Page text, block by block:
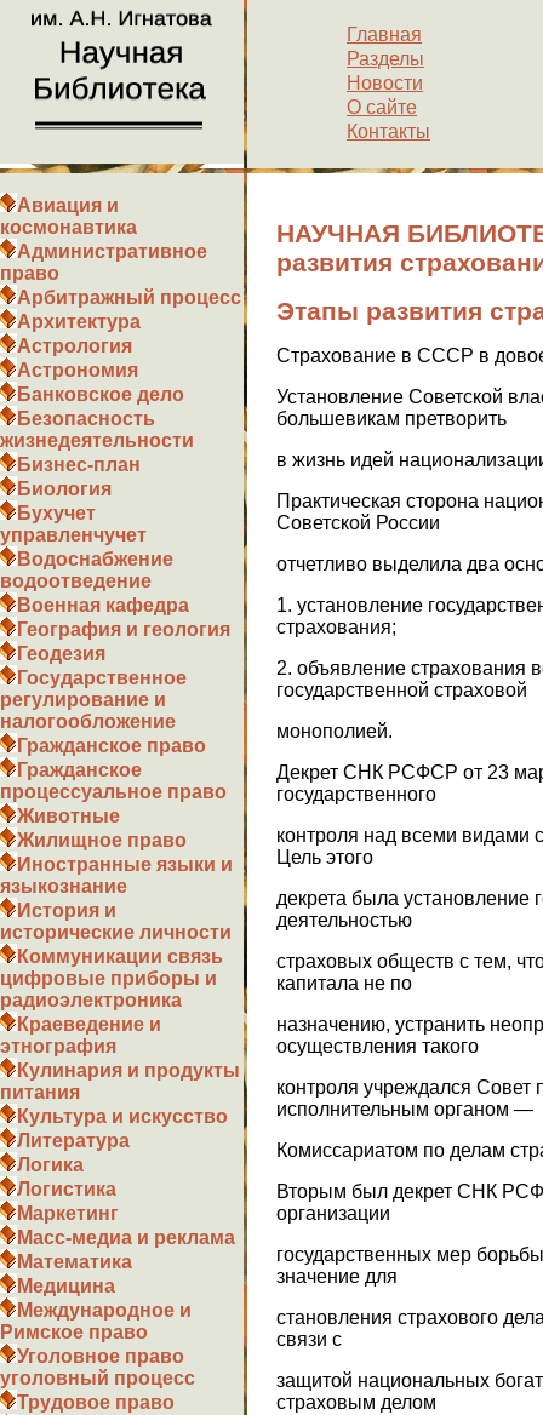
Главная
Разделы
Новости
О сайте
Контакты
Авиация и
космонавтика
Административное
право
Арбитражный процесс
Архитектура
Астрология
Астрономия
Банковское дело
Безопасность
жизнедеятельности
Бизнес-план
Биология
Бухучет
управленчучет
Водоснабжение
водоотведение
Военная кафедра
География и геология
Геодезия
Государственное
регулирование и
налогообложение
Гражданское право
Гражданское
процессуальное право
Животные
Жилищное право
Иностранные языки и
языкознание
История и
исторические личности
Коммуникации связь
цифровые приборы и
радиоэлектроника
Краеведение и
этнография
Кулинария и продукты
питания
Культура и искусство
Литература
Логика
Логистика
Маркетинг
Масс-медиа и реклама
Математика
Медицина
Международное и
Римское право
Уголовное право
уголовный процесс
Трудовое право
НАУЧНАЯ
развития
Этапы развития
Страхование в СССР в
Установление Советской
большевикам претворить
в жизнь идей
Практическая сторона
Советской России
отчетливо выделила два
1. установление
страхования;
2. объявление страхования
государственной страховой
монополией.
Декрет СНК РСФСР от 23
государственного
контроля над всеми видами
Цель этого
декрета была установление
деятельностью
страховых обществ с тем,
капитала не по
назначению, устранить
осуществления такого
контроля учреждался Совет
исполнительным органом —
Комиссариатом по делам
Вторым был декрет СНК
организации
государственных мер
значение для
становления страхового
связи с
защитой национальных
страховым делом